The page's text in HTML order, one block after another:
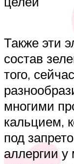
Также эти
состав
того,
многими
кальцием,
под
аллергии